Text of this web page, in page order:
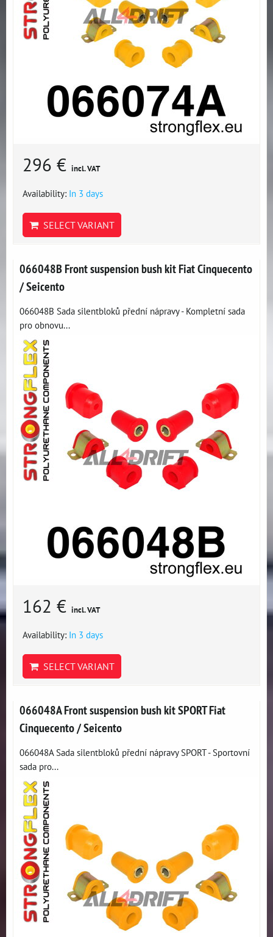
296 € incl. VAT
Availability: In 3 days
SELECT VARIANT
066048B Front suspension bush kit Fiat Cinquecento
/ Seicento
066048B Sada silentbloků přední nápravy - Kompletní sada
pro obnovu...
162 € incl. VAT
Availability: In 3 days
SELECT VARIANT
066048A Front suspension bush kit SPORT Fiat
Cinquecento / Seicento
066048A Sada silentbloků přední nápravy SPORT - Sportovní
sada pro...